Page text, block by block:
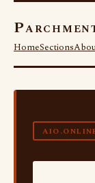
HomeSections